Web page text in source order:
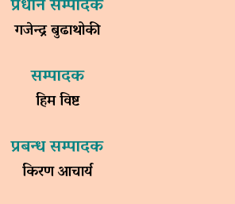
गजेन्द्र बुढाथोकी
सम्पादक
हिम विष्ट
प्रबन्ध सम्पादक
किरण आचार्य